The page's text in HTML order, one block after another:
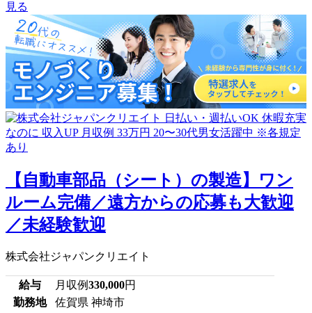
見る
【自動車部品（シート）の製造】ワン
ルーム完備／遠方からの応募も大歓迎
／未経験歓迎
株式会社ジャパンクリエイト
給与 月収例330,000円
勤務地
佐賀県 神埼市